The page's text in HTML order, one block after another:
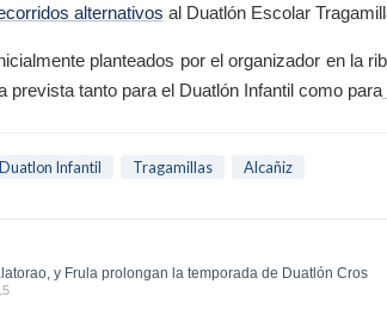
alternativos al Duatlón Escolar
planteados por el organizador en la
prevista tanto para el Duatlón Infantil como para
Duatlon Infantil Tragamillas Alcañiz
y Frula prolongan la temporada de Duatlón Cros